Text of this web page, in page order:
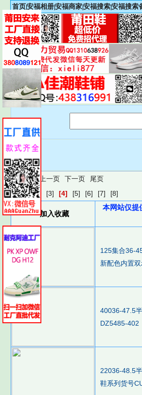
首页|安福相册|安福商家|安福搜索|安福搜索
首页 上一页 下一页 尾页
[1]
[2] [3] [4] [5] [6] [7] [8]
加入收藏
本网站仅提
125集合36-
新配色内置
40036-47.5
DZ5485-402
22036-48.5
鞋系列货号